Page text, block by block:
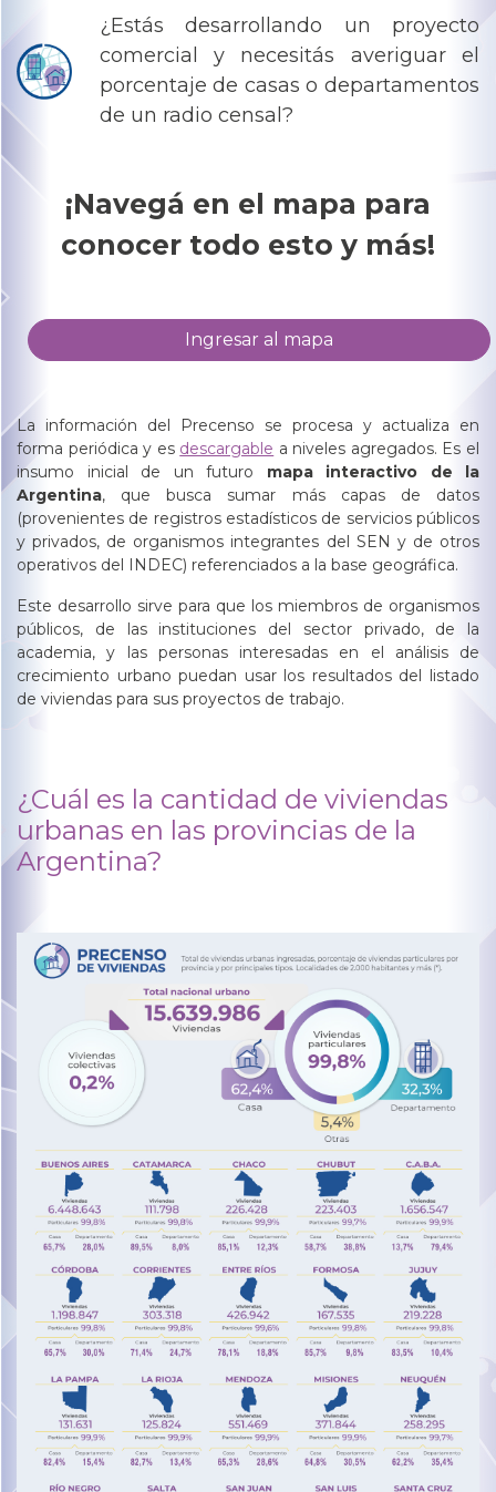
¿Estás desarrollando un proyecto
comercial y necesitás averiguar el
porcentaje de casas o departamentos
de un radio censal?
¡Navegá en el mapa para
conocer todo esto y más!
Ingresar al mapa
La información del Precenso se procesa y actualiza en
forma periódica y es descargable a niveles agregados. Es el
insumo inicial de un futuro mapa interactivo de la
Argentina, que busca sumar más capas de datos
(provenientes de registros estadísticos de servicios públicos
y privados, de organismos integrantes del SEN y de otros
operativos del INDEC) referenciados a la base geográfica.
Este desarrollo sirve para que los miembros de organismos
públicos, de las instituciones del sector privado, de la
academia, y las personas interesadas en el análisis de
crecimiento urbano puedan usar los resultados del listado
de viviendas para sus proyectos de trabajo.
¿Cuál es la cantidad de viviendas
urbanas en las provincias de la
Argentina?